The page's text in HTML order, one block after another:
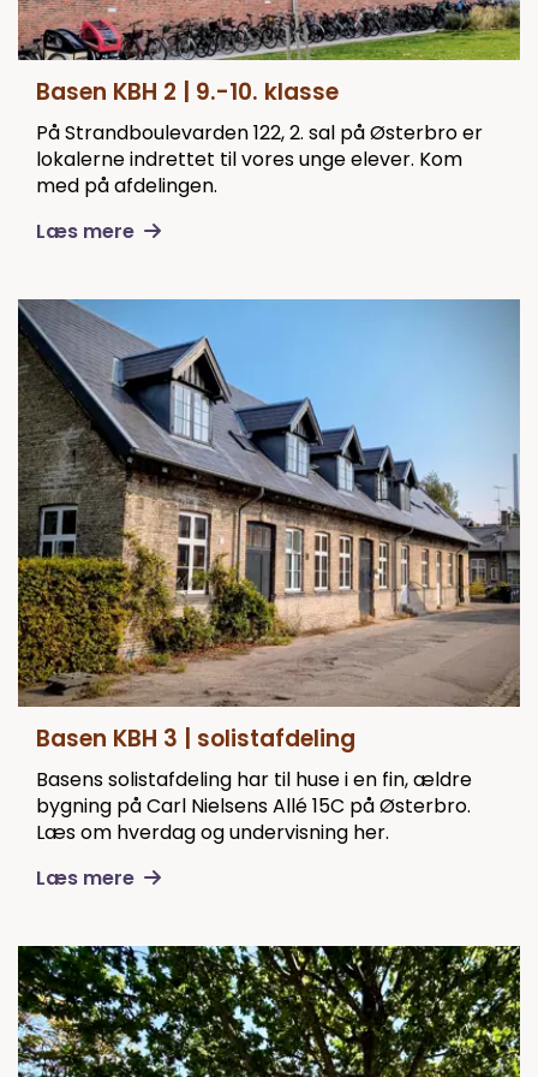
Basen KBH 2 | 9.-10. klasse
På Strandboulevarden 122, 2. sal på Østerbro er
lokalerne indrettet til vores unge elever. Kom
med på afdelingen.
Læs mere
Basen KBH 3 | solistafdeling
Basens solistafdeling har til huse i en fin, ældre
bygning på Carl Nielsens Allé 15C på Østerbro.
Læs om hverdag og undervisning her.
Læs mere